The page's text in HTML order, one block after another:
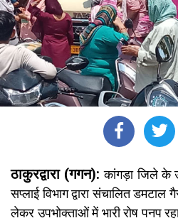
ठाकुरद्वारा (गगन):कांगड़ा जिले के
सप्लाई विभाग द्वारा संचालित
लेकर उपभोक्ताओं में भारी रोष पनप